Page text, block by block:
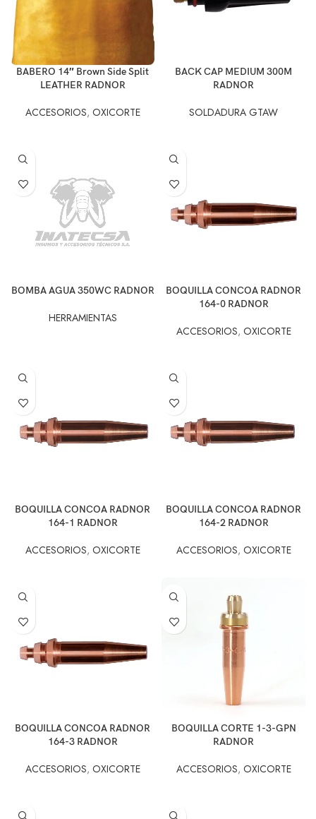
BABERO 14″ Brown Side Split
LEATHER RADNOR
ACCESORIOS, OXICORTE
BACK CAP MEDIUM 300M
RADNOR
SOLDADURA GTAW
BOMBA AGUA 350WC RADNOR
HERRAMIENTAS
BOQUILLA CONCOA RADNOR
164-0 RADNOR
ACCESORIOS, OXICORTE
BOQUILLA CONCOA RADNOR
164-1 RADNOR
ACCESORIOS, OXICORTE
BOQUILLA CONCOA RADNOR
164-2 RADNOR
ACCESORIOS, OXICORTE
BOQUILLA CONCOA RADNOR
164-3 RADNOR
ACCESORIOS, OXICORTE
BOQUILLA CORTE 1-3-GPN
RADNOR
ACCESORIOS, OXICORTE